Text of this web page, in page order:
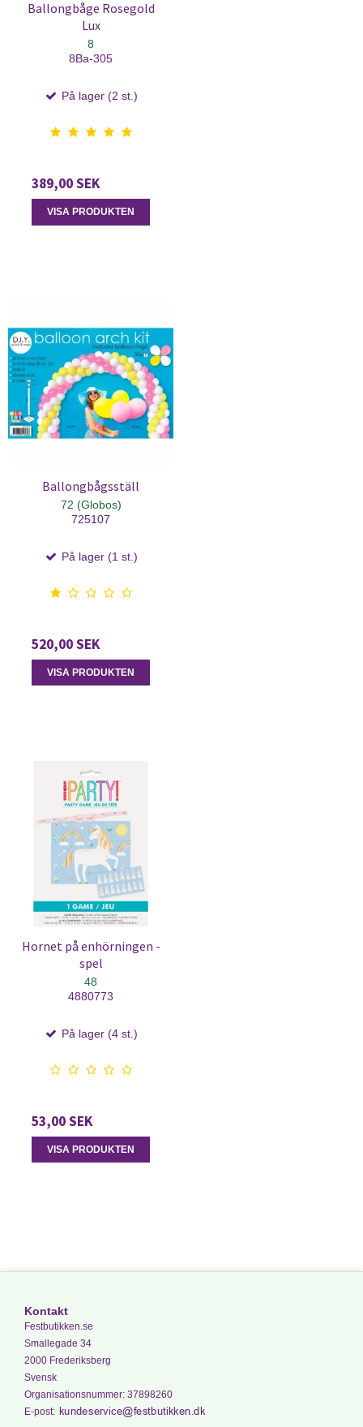
Ballongbåge Rosegold
Lux
8
8Ba-305
På lager (2 st.)
389,00 SEK
VISA PRODUKTEN
Ballongbågsställ
72 (Globos)
725107
På lager (1 st.)
520,00 SEK
VISA PRODUKTEN
Hornet på enhörningen -
spel
48
4880773
På lager (4 st.)
53,00 SEK
VISA PRODUKTEN
Kontakt
Festbutikken.se
Smallegade 34
2000 Frederiksberg
Svensk
Organisationsnummer: 37898260
E-post: